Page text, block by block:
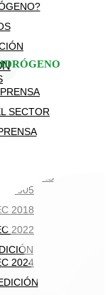
SECTOR
2005
2018
2022
2024